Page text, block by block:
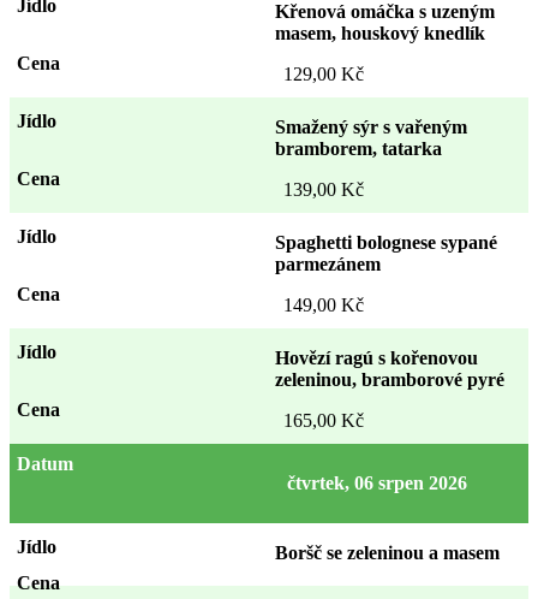
Křenová omáčka s uzeným
masem, houskový knedlík
129,00 Kč
Smažený sýr s vařeným
bramborem, tatarka
139,00 Kč
Spaghetti bolognese sypané
parmezánem
149,00 Kč
Hovězí ragú s kořenovou
zeleninou, bramborové pyré
165,00 Kč
čtvrtek, 06 srpen 2026
Boršč se zeleninou a masem